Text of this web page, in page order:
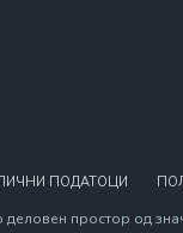
ПОДАТОЦИ
простор од